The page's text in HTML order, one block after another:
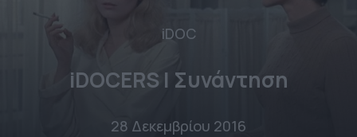
iDOC
iDOCERS | Συνάντηση
28 Δεκεμβρίου 2016